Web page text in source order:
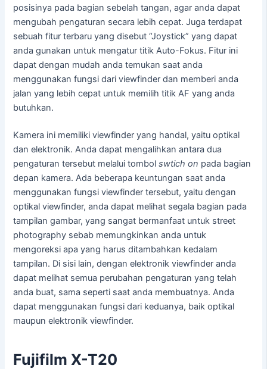
posisinya pada bagian sebelah tangan, agar anda dapat
mengubah pengaturan secara lebih cepat. Juga terdapat
sebuah fitur terbaru yang disebut “Joystick” yang dapat
anda gunakan untuk mengatur titik Auto-Fokus. Fitur ini
dapat dengan mudah anda temukan saat anda
menggunakan fungsi dari viewfinder dan memberi anda
jalan yang lebih cepat untuk memilih titik AF yang anda
butuhkan.
Kamera ini memiliki viewfinder yang handal, yaitu optikal
dan elektronik. Anda dapat mengalihkan antara dua
pengaturan tersebut melalui tombolswtich on pada bagian
depan kamera. Ada beberapa keuntungan saat anda
menggunakan fungsi viewfinder tersebut, yaitu dengan
optikal viewfinder, anda dapat melihat segala bagian pada
tampilan gambar, yang sangat bermanfaat untuk street
photography sebab memungkinkan anda untuk
mengoreksi apa yang harus ditambahkan kedalam
tampilan. Di sisi lain, dengan elektronik viewfinder anda
dapat melihat semua perubahan pengaturan yang telah
anda buat, sama seperti saat anda membuatnya. Anda
dapat menggunakan fungsi dari keduanya, baik optikal
maupun elektronik viewfinder.
Fujifilm X-T20